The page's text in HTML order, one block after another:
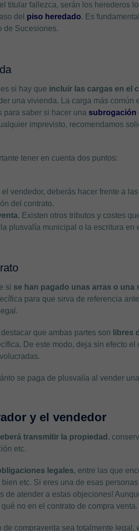
titular fallezca, serán los herederos
del piso heredado. Es
de Sucesiones.
si hay que incluir las cargas en el
una vivienda. La carga más común
para saber si hacer una subrogación
imprevisto, recomendamos
tener en cuenta dos puntos:
el vendedor, deberás hacer frente a
del contrato.
. Existen otros tributos y costes
plusvalía municipal o la escritura en
si se han pagado unas arras o una
para que sirva de referencia
que ambas partes son libres
De este modo, deja sin efecto
se paga de plusvalía al vender
y el vendedor
transmitir la propiedad ,
etc.
legales, entre las que
etc. Si eres una de esas
de atender a estas objeciones!
no en el contrato de compra venta.
de compraventa sea totalmente legal,